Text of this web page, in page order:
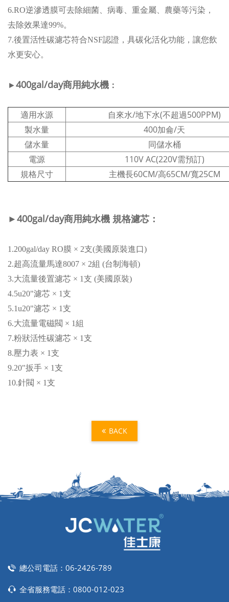
6.RO逆滲透膜可去除細菌、病毒、重金屬、農藥等污染，
去除效果達99%。
7.後置活性碳濾芯符合NSF認證，具碳化活化功能，讓您飲
水更安心。
►400gal/day商用純水機 ：
適用水源
自來水/地下水(不超過500PPM)
製水量
400加侖/天
儲水量
同儲水桶
電源
110V AC(220V需預訂)
規格尺寸
主機長60CM/高65CM/寬25CM
►400gal/day商用純水機 規格濾芯 ：
1.200gal/day RO膜 × 2支(美國原裝進口)
2.超高流量馬達8007 × 2組 (台制海頓)
3.大流量後置濾芯 × 1支 (美國原裝)
4.5u20"濾芯 × 1支
5.1u20"濾芯 × 1支
6.大流量電磁閥 × 1組
7.粉狀活性碳濾芯 × 1支
8.壓力表 × 1支
9.20"扳手 × 1支
10.針閥 × 1支
BACK
總公司電話：06-2426-789
全省服務電話：0800-012-023